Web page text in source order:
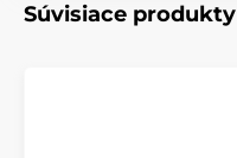
Súvisiace produkty